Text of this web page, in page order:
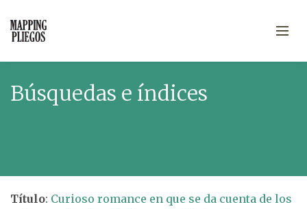
Búsquedas e índices
Título: Curioso romance en que se da cuenta de los